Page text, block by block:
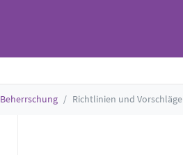
Beherrschung Richtlinien und Vorschläge